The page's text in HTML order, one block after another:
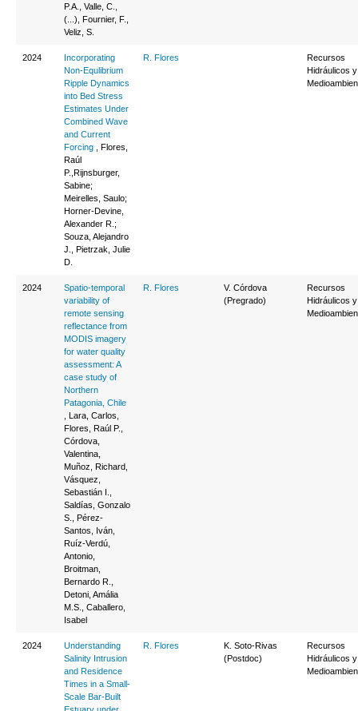
P.A., Valle, C.,
(...), Fournier, F.,
Veliz, S.
2024
Incorporating
Non-Equlibrium
Ripple Dynamics
into Bed Stress
Estimates Under
Combined Wave
and Current
Forcing , Flores,
Raúl
P.,Rijnsburger,
Sabine;
Meirelles, Saulo;
Horner-Devine,
Alexander R.;
Souza, Alejandro
J., Pietrzak, Julie
D.
R. Flores
Recursos
Hidráulicos y
2024
Spatio-temporal
variability of
remote sensing
reflectance from
MODIS imagery
for water quality
assessment: A
case study of
Northern
Patagonia, Chile
, Lara, Carlos,
Flores, Raúl P.,
Córdova,
Valentina,
Muñoz, Richard,
Vásquez,
Sebastián I.,
Saldías, Gonzalo
S., Pérez-
Santos, Iván,
Ruíz-Verdú,
Antonio,
Broitman,
Bernardo R.,
Detoni, Amália
M.S., Caballero,
Isabel
R. Flores
V. Córdova
(Pregrado)
Recursos
Hidráulicos y
2024
Understanding
Salinity Intrusion
and Residence
Times in a Small-
Scale Bar-Built
R. Flores
K. Soto-Rivas
(Postdoc)
Recursos
Hidráulicos y